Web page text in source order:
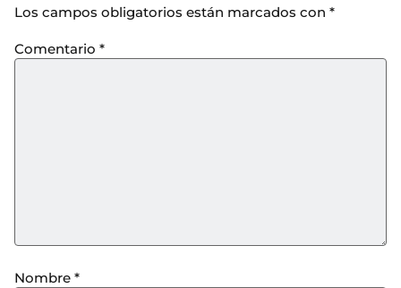
Los campos obligatorios están marcados con *
Comentario *
Nombre *